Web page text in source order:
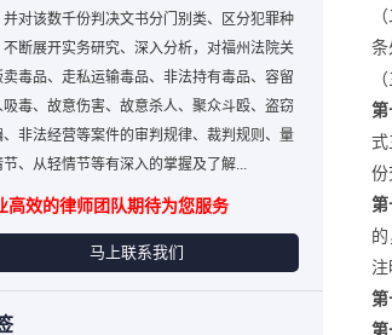
条
第
式
份
第
第
第
并对该数千份判决文书分门别类、区分犯罪种
不断展开实务研究、深入分析，对福州法院关
卖毒品、走私运输毒品、非法持有毒品、容留
吸毒、故意伤害、故意杀人、聚众斗殴、盗窃
、非法经营等案件的审判规律、裁判规则、量
节、从轻情节等有深入的掌握及了解...
高效的律师团队期待为您服务
马上联系我们